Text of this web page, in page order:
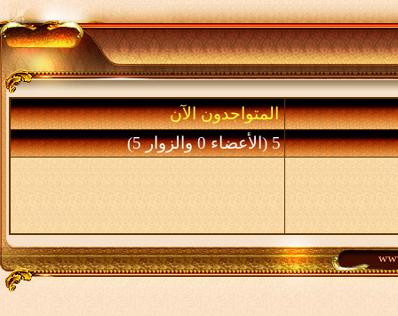
المتواجدون الآن
5 (الأعضاء 0 والزوار 5)